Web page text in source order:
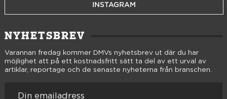
INSTAGRAM
NYHETSBREV
Varannan fredag kommer DMVs nyhetsbrev ut där du har
möjlighet att på ett kostnadsfritt sätt ta del av ett urval av
artiklar, reportage och de senaste nyheterna från branschen.